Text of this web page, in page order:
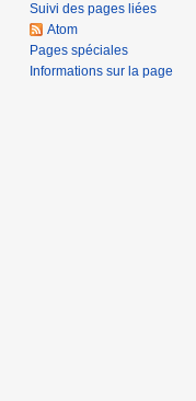
Suivi des pages liées
Atom
Pages spéciales
Informations sur la page